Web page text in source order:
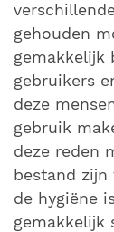
gehouden
gemakkelijk
gebruikers
deze
gebruik
deze reden
bestand zijn
de hygiëne
gemakkelijk